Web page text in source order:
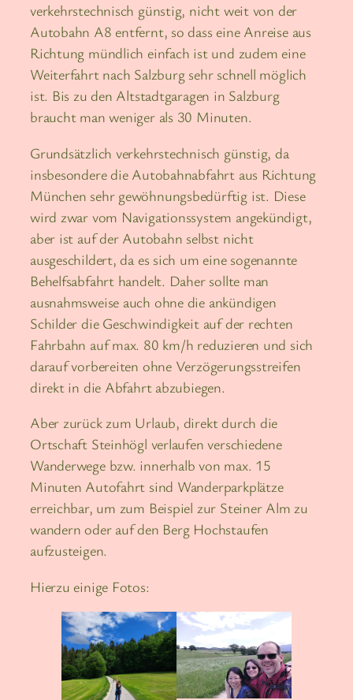
verkehrstechnisch günstig, nicht weit von der
Autobahn A8 entfernt, so dass eine Anreise aus
Richtung mündlich einfach ist und zudem eine
Weiterfahrt nach Salzburg sehr schnell möglich
ist. Bis zu den Altstadtgaragen in Salzburg
braucht man weniger als 30 Minuten.
Grundsätzlich verkehrstechnisch günstig, da
insbesondere die Autobahnabfahrt aus Richtung
München sehr gewöhnungsbedürftig ist. Diese
wird zwar vom Navigationssystem angekündigt,
aber ist auf der Autobahn selbst nicht
ausgeschildert, da es sich um eine sogenannte
Behelfsabfahrt handelt. Daher sollte man
ausnahmsweise auch ohne die ankündigen
Schilder die Geschwindigkeit auf der rechten
Fahrbahn auf max. 80 km/h reduzieren und sich
darauf vorbereiten ohne Verzögerungsstreifen
direkt in die Abfahrt abzubiegen.
Aber zurück zum Urlaub, direkt durch die
Ortschaft Steinhögl verlaufen verschiedene
Wanderwege bzw. innerhalb von max. 15
Minuten Autofahrt sind Wanderparkplätze
erreichbar, um zum Beispiel zur Steiner Alm zu
wandern oder auf den Berg Hochstaufen
aufzusteigen.
Hierzu einige Fotos: